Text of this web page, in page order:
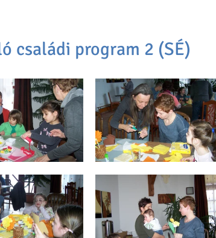
családi program 2 (SÉ)